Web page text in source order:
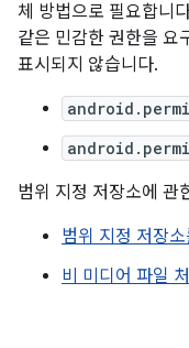
체 방법으로 필요합니
같은 민감한 권한을 요
표시되지 않습니다.
범위 지정 저장소에 관
범위 지정 저장
비 미디어 파일